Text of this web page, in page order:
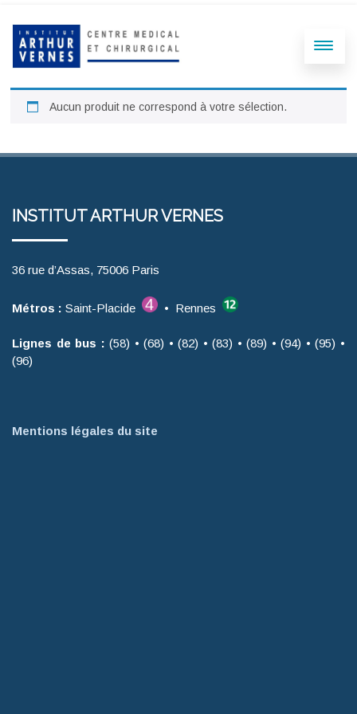
Aucun produit ne correspond à votre sélection.
INSTITUT ARTHUR VERNES
36 rue d’Assas, 75006 Paris
Métros : Saint-Placide • Rennes
Lignes de bus : (58) • (68) • (82) • (83) • (89) • (94) • (95) •
(96)
Mentions légales du site